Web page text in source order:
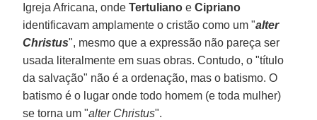
Igreja Africana, ondeTertuliano eCipriano
identificavam amplamente o cristão como um "alter
Christus", mesmo que a expressão não pareça ser
usada literalmente em suas obras. Contudo, o "título
da salvação" não é a ordenação, mas o batismo. O
batismo é o lugar onde todo homem (e toda mulher)
se torna um "alter Christus".